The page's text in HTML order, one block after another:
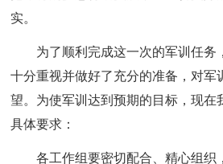
实。
为了顺利完成这一次的军训任务
十分重视并做好了充分的准备，对军
望。为使军训达到预期的目标，现在
具体要求：
各工作组要密切配合、精心组织